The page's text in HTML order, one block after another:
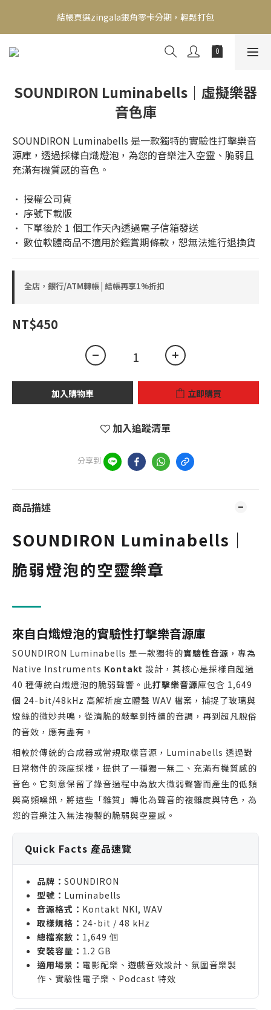
新會員送500！滿額最高回饋2000，刷卡最高12期零利率，馬上了
解👉
結帳頁選zingala銀角零卡分期，輕鬆打包
新會員送500！滿額最高回饋2000，刷卡最高12期零利率，馬上了
SOUNDIRON Luminabells｜虛擬樂器
音色庫
SOUNDIRON Luminabells 是一款獨特的實驗性打擊樂音
源庫，透過採樣白熾燈泡，為您的音樂注入空靈、脆弱且
充滿有機質感的音色。
• 授權公司貨
• 序號下載版
• 下單後於 1 個工作天內透過電子信箱發送
• 數位軟體商品不適用於鑑賞期條款，恕無法進行退換貨
全店，銀行/ATM轉帳 | 結帳再享1%折扣
NT$450
加入購物車 立即購買
加入追蹤清單
分享到
商品描述
SOUNDIRON Luminabells｜
脆弱燈泡的空靈樂章
來自白熾燈泡的實驗性打擊樂音源庫
SOUNDIRON Luminabells 是一款獨特的實驗性音源 ，專為
Native Instruments Kontakt 設計，其核心是採樣自超過
40 種傳統白熾燈泡的脆弱聲響。此打擊樂音源庫包含 1,649
個 24-bit/48kHz 高解析度立體聲 WAV 檔案，捕捉了玻璃與
燈絲的微妙共鳴，從清脆的敲擊到持續的音調，再到超凡脫俗
的音效，應有盡有。
相較於傳統的合成器或常規取樣音源，Luminabells 透過對
日常物件的深度採樣，提供了一種獨一無二、充滿有機質感的
音色。它刻意保留了錄音過程中為放大微弱聲響而產生的低頻
與高頻噪訊，將這些「雜質」轉化為聲音的複雜度與特色，為
您的音樂注入無法複製的脆弱與空靈感。
Quick Facts 產品速覽
品牌： SOUNDIRON
型號： Luminabells
音源格式： Kontakt NKI, WAV
取樣規格： 24-bit / 48 kHz
總檔案數： 1,649 個
安裝容量： 1.2 GB
適用場景： 電影配樂、遊戲音效設計、氛圍音樂製
作、實驗性電子樂、Podcast 特效